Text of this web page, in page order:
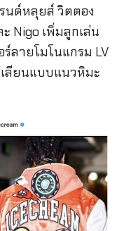
รนด์หลุยส์ วิตตอง
Nigo เพิ่มลูกเล่น
ร์ลายโมโนแกรม LV
ลียนแบบแนวหิมะ